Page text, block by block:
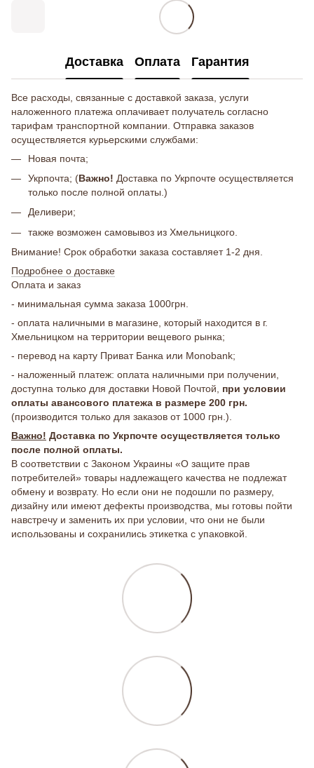
Доставка Оплата Гарантия
Все расходы, связанные с доставкой заказа, услуги
наложенного платежа оплачивает получатель согласно
тарифам транспортной компании. Отправка заказов
осуществляется курьерскими службами:
Новая почта;
Укрпочта; (Важно! Доставка по Укрпочте осуществляется
только после полной оплаты.)
Деливери;
также возможен самовывоз из Хмельницкого.
Внимание! Срок обработки заказа составляет 1-2 дня.
Подробнее о доставке
Оплата и заказ
- минимальная сумма заказа 1000грн.
- оплата наличными в магазине, который находится в г.
Хмельницком на территории вещевого рынка;
- перевод на карту Приват Банка или Monobank;
- наложенный платеж: оплата наличными при получении,
доступна только для доставки Новой Почтой, при условии
оплаты авансового платежа в размере 200 грн.
(производится только для заказов от 1000 грн.).
Важно! Доставка по Укрпочте осуществляется только
после полной оплаты.
В соответствии с Законом Украины «О защите прав
потребителей» товары надлежащего качества не подлежат
обмену и возврату. Но если они не подошли по размеру,
дизайну или имеют дефекты производства, мы готовы пойти
навстречу и заменить их при условии, что они не были
использованы и сохранились этикетка с упаковкой.